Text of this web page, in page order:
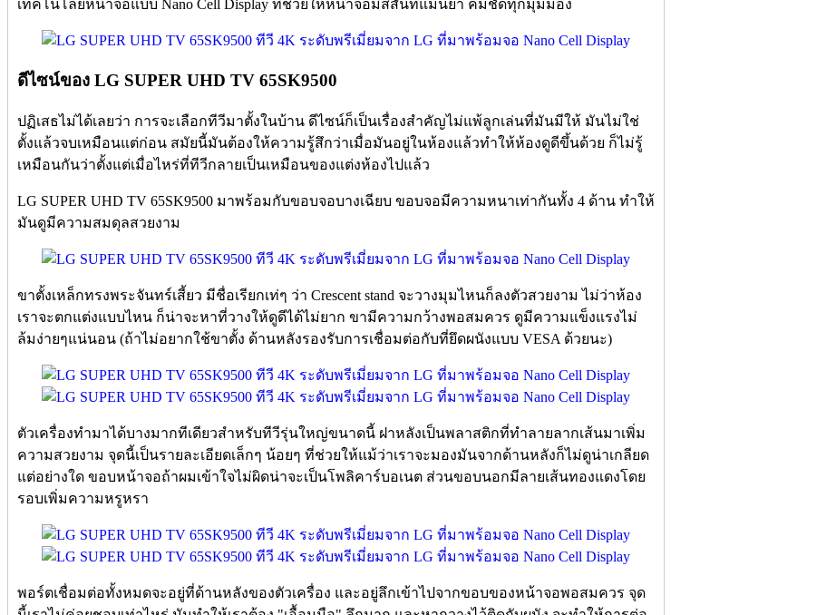
เทคโนโลยีหน้าจอแบบ Nano Cell Display ที่ช่วยให้หน้าจอมีสีสันที่แม่นยำ คมชัดทุกมุมมอง
ดีไซน์ของ LG SUPER UHD TV 65SK9500
ปฏิเสธไม่ได้เลยว่า การจะเลือกทีวีมาตั้งในบ้าน ดีไซน์ก็เป็นเรื่องสำคัญไม่แพ้ลูกเล่นที่มันมีให้ มันไม่ใช่
ตั้งแล้วจบเหมือนแต่ก่อน สมัยนี้มันต้องให้ความรู้สึกว่าเมื่อมันอยู่ในห้องแล้วทำให้ห้องดูดีขึ้นด้วย ก็ไม่รู้
เหมือนกันว่าตั้งแต่เมื่อไหร่ที่ทีวีกลายเป็นเหมือนของแต่งห้องไปแล้ว
LG SUPER UHD TV 65SK9500 มาพร้อมกับขอบจอบางเฉียบ ขอบจอมีความหนาเท่ากันทั้ง 4 ด้าน ทำให้
มันดูมีความสมดุลสวยงาม
ขาตั้งเหล็กทรงพระจันทร์เสี้ยว มีชื่อเรียกเท่ๆ ว่า Crescent stand จะวางมุมไหนก็ลงตัวสวยงาม ไม่ว่าห้อง
เราจะตกแต่งแบบไหน ก็น่าจะหาที่วางให้ดูดีได้ไม่ยาก ขามีความกว้างพอสมควร ดูมีความแข็งแรงไม่
ล้มง่ายๆแน่นอน (ถ้าไม่อยากใช้ขาตั้ง ด้านหลังรองรับการเชื่อมต่อกับที่ยึดผนังแบบ VESA ด้วยนะ)
ตัวเครื่องทำมาได้บางมากทีเดียวสำหรับทีวีรุ่นใหญ่ขนาดนี้ ฝาหลังเป็นพลาสติกที่ทำลายลากเส้นมาเพิ่ม
ความสวยงาม จุดนี้เป็นรายละเอียดเล็กๆ น้อยๆ ที่ช่วยให้แม้ว่าเราจะมองมันจากด้านหลังก็ไม่ดูน่าเกลียด
แต่อย่างใด ขอบหน้าจอถ้าผมเข้าใจไม่ผิดน่าจะเป็นโพลิคาร์บอเนต ส่วนขอบนอกมีลายเส้นทองแดงโดย
รอบเพิ่มความหรูหรา
พอร์ตเชื่อมต่อทั้งหมดจะอยู่ที่ด้านหลังของตัวเครื่อง และอยู่ลึกเข้าไปจากขอบของหน้าจอพอสมควร จุด